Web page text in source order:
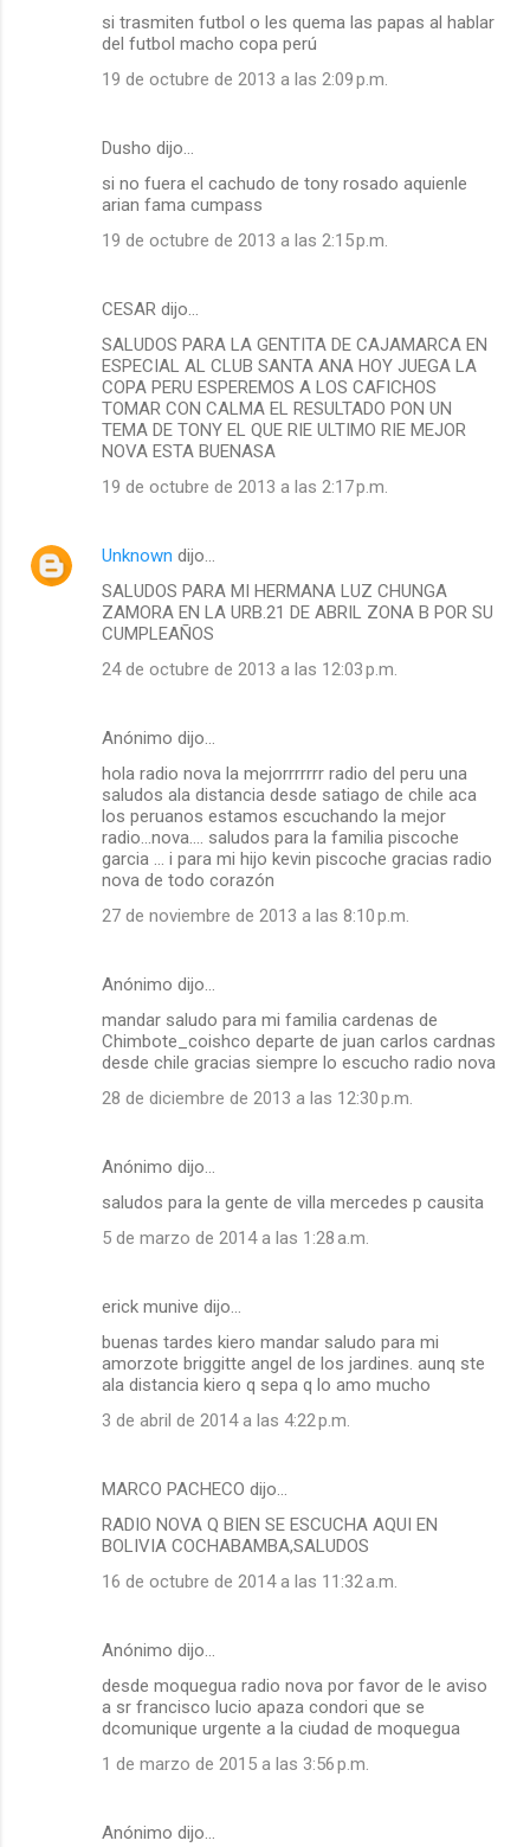
si trasmiten futbol o les quema las papas al hablar
del futbol macho copa perú
19 de octubre de 2013 a las 2:09 p.m.
Dusho dijo…
si no fuera el cachudo de tony rosado aquienle
arian fama cumpass
19 de octubre de 2013 a las 2:15 p.m.
CESAR dijo…
SALUDOS PARA LA GENTITA DE CAJAMARCA EN
ESPECIAL AL CLUB SANTA ANA HOY JUEGA LA
COPA PERU ESPEREMOS A LOS CAFICHOS
TOMAR CON CALMA EL RESULTADO PON UN
TEMA DE TONY EL QUE RIE ULTIMO RIE MEJOR
NOVA ESTA BUENASA
19 de octubre de 2013 a las 2:17 p.m.
Unknown dijo…
SALUDOS PARA MI HERMANA LUZ CHUNGA
ZAMORA EN LA URB.21 DE ABRIL ZONA B POR SU
CUMPLEAÑOS
24 de octubre de 2013 a las 12:03 p.m.
Anónimo dijo…
hola radio nova la mejorrrrrrr radio del peru una
saludos ala distancia desde satiago de chile aca
los peruanos estamos escuchando la mejor
radio...nova.... saludos para la familia piscoche
garcia ... i para mi hijo kevin piscoche gracias radio
nova de todo corazón
27 de noviembre de 2013 a las 8:10 p.m.
Anónimo dijo…
mandar saludo para mi familia cardenas de
Chimbote_coishco departe de juan carlos cardnas
desde chile gracias siempre lo escucho radio nova
28 de diciembre de 2013 a las 12:30 p.m.
Anónimo dijo…
saludos para la gente de villa mercedes p causita
5 de marzo de 2014 a las 1:28 a.m.
erick munive dijo…
buenas tardes kiero mandar saludo para mi
amorzote briggitte angel de los jardines. aunq ste
ala distancia kiero q sepa q lo amo mucho
3 de abril de 2014 a las 4:22 p.m.
MARCO PACHECO dijo…
RADIO NOVA Q BIEN SE ESCUCHA AQUI EN
BOLIVIA COCHABAMBA,SALUDOS
16 de octubre de 2014 a las 11:32 a.m.
Anónimo dijo…
desde moquegua radio nova por favor de le aviso
a sr francisco lucio apaza condori que se
dcomunique urgente a la ciudad de moquegua
1 de marzo de 2015 a las 3:56 p.m.
Anónimo dijo…